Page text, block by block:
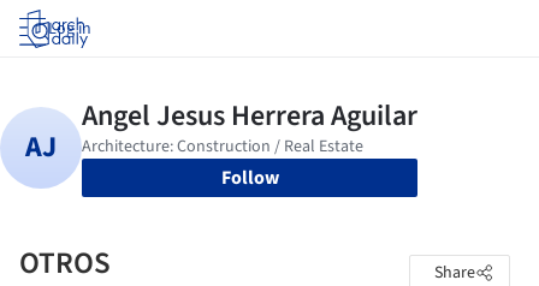
Log in
Follow
OTROS Share